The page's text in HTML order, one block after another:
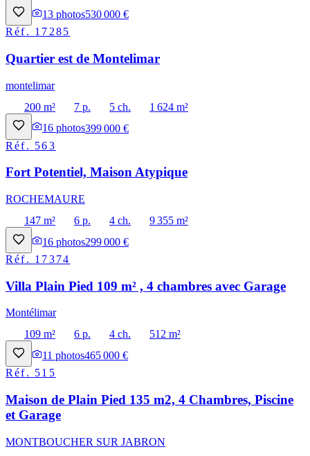
13 photos530 000 €
Réf. 17285
Quartier est de Montelimar
montelimar
200 m²
7 p. 5 ch.
1 624 m²
16 photos399 000 €
Réf. 563
Fort Potentiel, Maison Atypique
ROCHEMAURE
147 m²
6 p. 4 ch.
9 355 m²
16 photos299 000 €
Réf. 17374
Villa Plain Pied 109 m² , 4 chambres avec Garage
Montélimar
109 m²
6 p. 4 ch.
512 m²
11 photos465 000 €
Réf. 515
Maison de Plain Pied 135 m2, 4 Chambres, Piscine
et Garage
MONTBOUCHER SUR JABRON